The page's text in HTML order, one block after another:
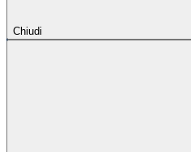
Chiudi